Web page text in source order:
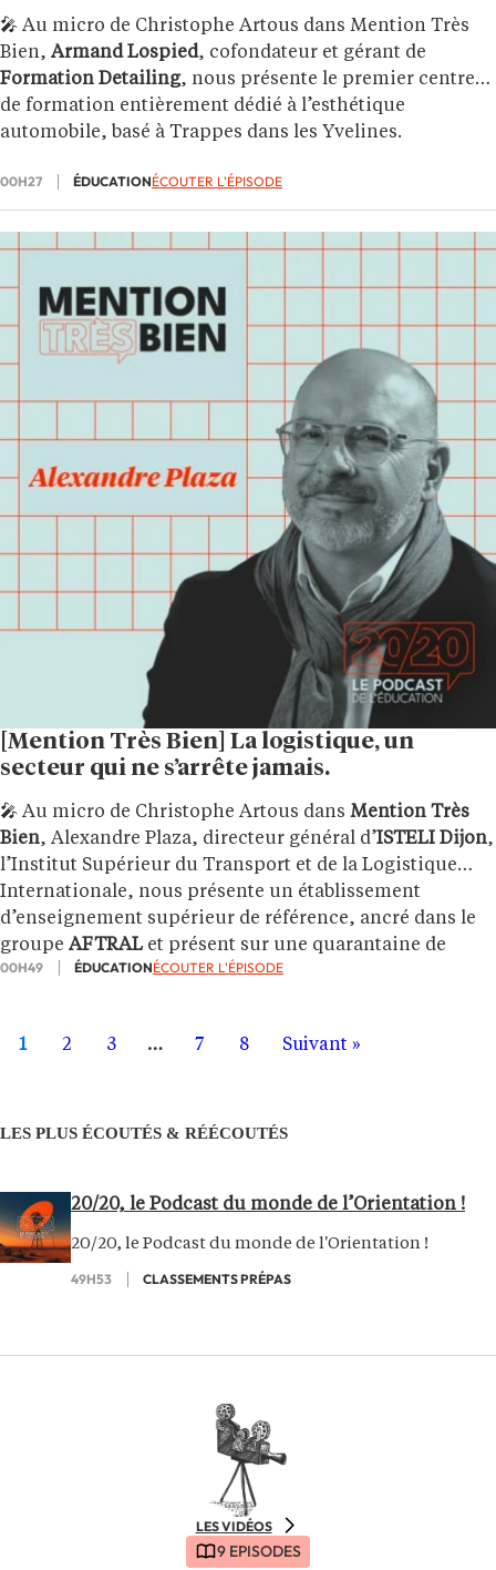
🎤 Au micro de Christophe Artous dans Mention Très
Bien, Armand Lospied, cofondateur et gérant de
Formation Detailing, nous présente le premier centre
de formation entièrement dédié à l’esthétique
automobile, basé à Trappes dans les Yvelines.
00H27 ÉDUCATIONÉCOUTER L'ÉPISODE
[Mention Très Bien] La logistique, un
secteur qui ne s’arrête jamais.
🎤 Au micro de Christophe Artous dans Mention Très
Bien, Alexandre Plaza, directeur général d’ISTELI Dijon,
l’Institut Supérieur du Transport et de la Logistique
Internationale, nous présente un établissement
d’enseignement supérieur de référence, ancré dans le
groupe AFTRAL et présent sur une quarantaine de
campus à travers toute la France.
00H49 ÉDUCATIONÉCOUTER L'ÉPISODE
1 2 3 … 7 8 Suivant »
LES PLUS ÉCOUTÉS & RÉÉCOUTÉS
20/20, le Podcast du monde de l’Orientation !
20/20, le Podcast du monde de l'Orientation !
49H53 CLASSEMENTS PRÉPAS
9 EPISODES
LES VIDÉOS